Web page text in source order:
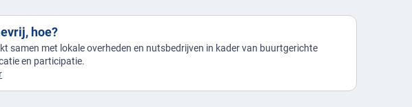
hoe?
samen met lokale overheden en nutsbedrijven in kader van buurtgerichte
en participatie.